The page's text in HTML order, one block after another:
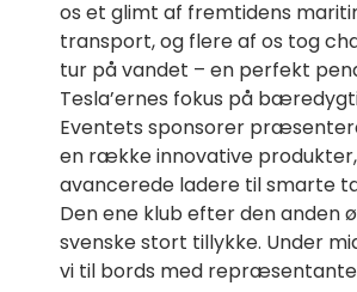
os et glimt af fremtidens
transport, og flere af os tog
tur på vandet – en perfekt
Tesla’ernes fokus på
Eventets sponsorer
en række innovative
avancerede ladere til smarte
Den ene klub efter den anden
svenske stort tillykke. Under
vi til bords med